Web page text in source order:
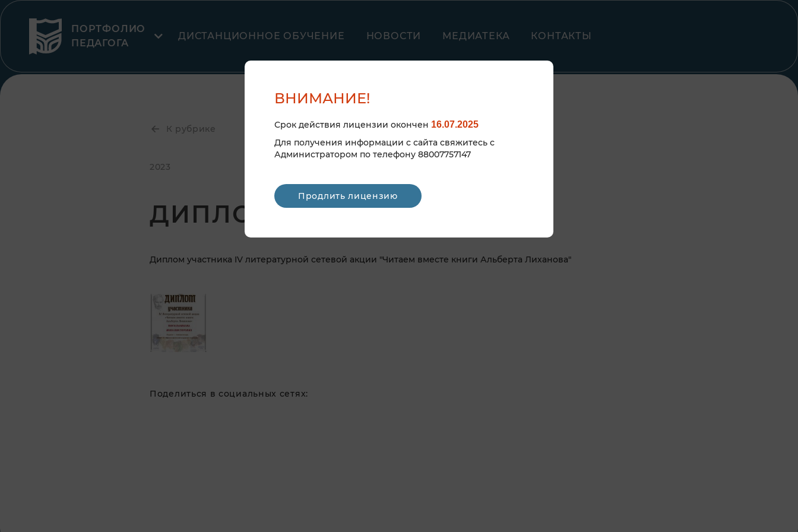
ПОРТФОЛИО
ПЕДАГОГА
ДИСТАНЦИОННОЕ ОБУЧЕНИЕ НОВОСТИ МЕДИАТЕКА КОНТАКТЫ
К рубрике
2023
ДИПЛОМ
Диплом участника IV литературной сетевой акции "Читаем вместе книги Альберта Лиханова"
Поделиться в социальных сетях:
ВНИМАНИЕ!
Срок действия лицензии окончен 16.07.2025
Для получения информации с сайта свяжитесь с
Администратором по телефону 88007757147
Продлить лицензию